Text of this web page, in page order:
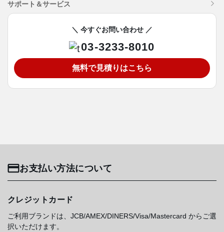
サポート＆サービス
＼ 今すぐお問い合わせ ／
03-3233-8010
無料で見積りはこちら
お支払い方法について
クレジットカード
ご利用ブランドは、JCB/AMEX/DINERS/Visa/Mastercard からご選
択いただけます。